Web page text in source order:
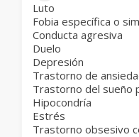
Luto
Fobia específica o
Conducta agresiva
Duelo
Depresión
Trastorno de
Trastorno del sueño
Hipocondría
Estrés
Trastorno obsesivo